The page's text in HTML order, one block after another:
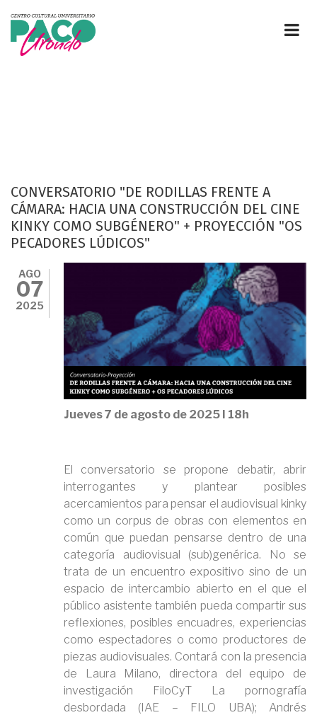
contenido
principal
CONVERSATORIO "DE RODILLAS FRENTE A
CÁMARA: HACIA UNA CONSTRUCCIÓN DEL CINE
KINKY COMO SUBGÉNERO" + PROYECCIÓN "OS
PECADORES LÚDICOS"
AGO
07
2025
Jueves 7 de agosto de 2025 I 18h
El conversatorio se propone debatir, abrir
interrogantes y plantear posibles
acercamientos para pensar el audiovisual kinky
como un corpus de obras con elementos en
común que puedan pensarse dentro de una
categoría audiovisual (sub)genérica. No se
trata de un encuentro expositivo sino de un
espacio de intercambio abierto en el que el
público asistente también pueda compartir sus
reflexiones, posibles encuadres, experiencias
como espectadores o como productores de
piezas audiovisuales. Contará con la presencia
de Laura Milano, directora del equipo de
investigación FiloCyT La pornografía
desbordada (IAE – FILO UBA); Andrés